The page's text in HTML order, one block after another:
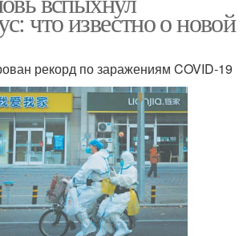
что известно о новой
рекорд по заражениям COVID-19